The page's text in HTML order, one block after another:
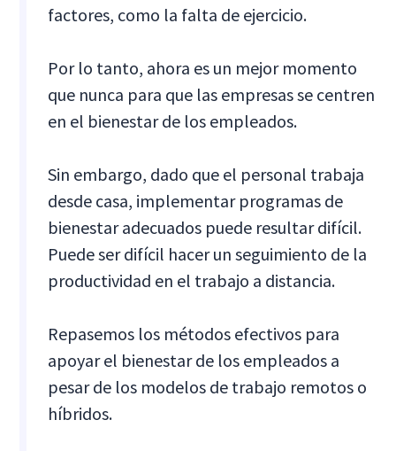
factores, como la falta de ejercicio.
Por lo tanto, ahora es un mejor momento
que nunca para que las empresas se centren
en el bienestar de los empleados.
Sin embargo, dado que el personal trabaja
desde casa, implementar programas de
bienestar adecuados puede resultar difícil.
Puede ser difícil hacer un seguimiento de la
productividad en el trabajo a distancia.
Repasemos los métodos efectivos para
apoyar el bienestar de los empleados a
pesar de los modelos de trabajo remotos o
híbridos.